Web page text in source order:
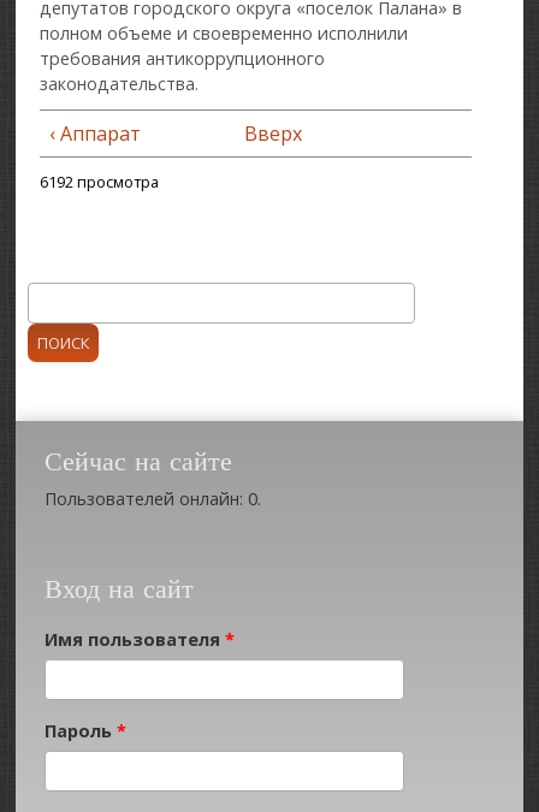
депутатов городского округа «поселок Палана» в
полном объеме и своевременно исполнили
требования антикоррупционного
законодательства.
‹ Аппарат Вверх
6192 просмотра
Форма поиска
Сейчас на сайте
Пользователей онлайн: 0.
Вход на сайт
Имя пользователя*
Пароль*